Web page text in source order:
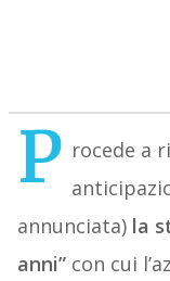
P rocede a
annunciata) la
anni”con cui